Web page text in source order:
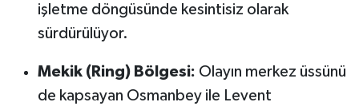
işletme döngüsünde kesintisiz olarak
sürdürülüyor.
Mekik (Ring) Bölgesi: Olayın merkez üssünü
de kapsayan Osmanbey ile Levent